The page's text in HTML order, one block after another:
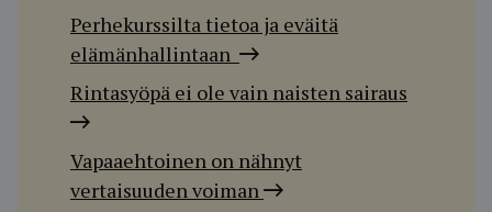
Perhekurssilta tietoa ja eväitä
elämänhallintaan
Rintasyöpä ei ole vain naisten sairaus
Vapaaehtoinen on nähnyt
vertaisuuden voiman